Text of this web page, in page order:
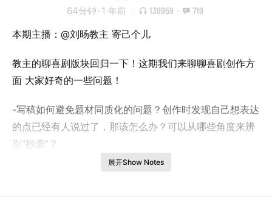
64分钟 · 1 年前 139959 · 719
本期主播：@刘旸教主 寄己个儿
教主的聊喜剧版块回归一下！这期我们来聊聊喜剧创作方
面 大家好奇的一些问题！
-写稿如何避免题材同质化的问题？创作时发现自己想表达
的点已经有人说过了，那该怎么办？可以从哪些角度来辨
别“抄袭”？
-总感觉聊的题材很有限，观众也有点审美疲劳，教主在内
展开Show Notes